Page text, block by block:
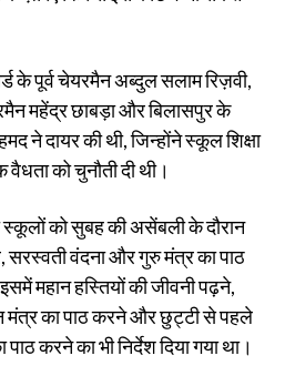
के पूर्व चेयरमैन अब्दुल सलाम रिज़वी,
महेंद्र छाबड़ा और बिलासपुर के
ने दायर की थी, जिन्होंने स्कूल शिक्षा
को चुनौती दी थी।
स्कूलों को सुबह की असेंबली के दौरान
सरस्वती वंदना और गुरु मंत्र का पाठ
महान हस्तियों की जीवनी पढ़ने,
मंत्र का पाठ करने और छुट्टी से पहले
करने का भी निर्देश दिया गया था।